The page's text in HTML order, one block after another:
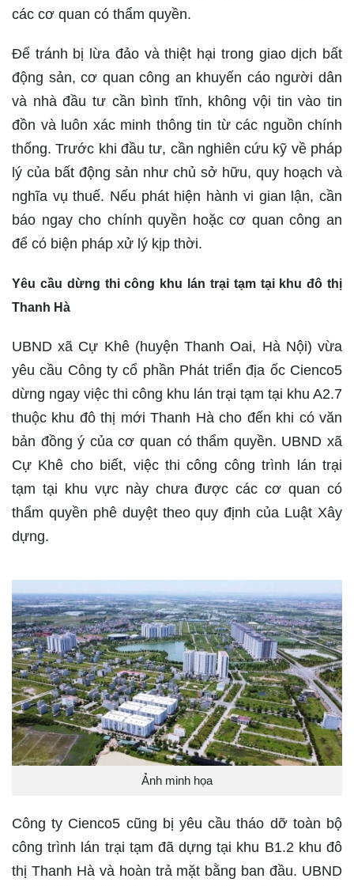
các cơ quan có thẩm quyền.
Để tránh bị lừa đảo và thiệt hại trong giao dịch bất
động sản, cơ quan công an khuyến cáo người dân
và nhà đầu tư cần bình tĩnh, không vội tin vào tin
đồn và luôn xác minh thông tin từ các nguồn chính
thống. Trước khi đầu tư, cần nghiên cứu kỹ về pháp
lý của bất động sản như chủ sở hữu, quy hoạch và
nghĩa vụ thuế. Nếu phát hiện hành vi gian lận, cần
báo ngay cho chính quyền hoặc cơ quan công an
để có biện pháp xử lý kịp thời.
Yêu cầu dừng thi công khu lán trại tạm tại khu đô thị
Thanh Hà
UBND xã Cự Khê (huyện Thanh Oai, Hà Nội) vừa
yêu cầu Công ty cổ phần Phát triển địa ốc Cienco5
dừng ngay việc thi công khu lán trại tạm tại khu A2.7
thuộc khu đô thị mới Thanh Hà cho đến khi có văn
bản đồng ý của cơ quan có thẩm quyền. UBND xã
Cự Khê cho biết, việc thi công công trình lán trại
tạm tại khu vực này chưa được các cơ quan có
thẩm quyền phê duyệt theo quy định của Luật Xây
dựng.
Ảnh minh họa
Công ty Cienco5 cũng bị yêu cầu tháo dỡ toàn bộ
công trình lán trại tạm đã dựng tại khu B1.2 khu đô
thị Thanh Hà và hoàn trả mặt bằng ban đầu. UBND